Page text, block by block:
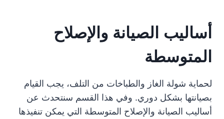
أساليب الصيانة والإصلاح
المتوسطة
لحماية شولة الغاز والطباخات من التلف، يجب القيام
بصيانتها بشكل دوري. وفي هذا القسم سنتحدث عن
أساليب الصيانة والإصلاح المتوسطة التي يمكن تنفيذها